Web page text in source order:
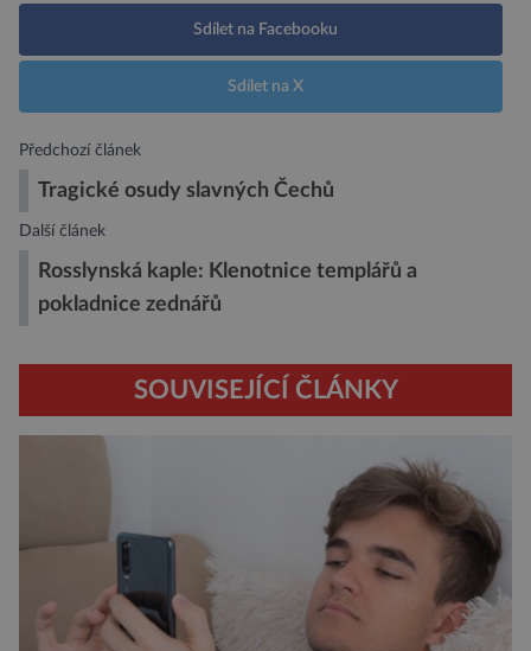
Sdílet na Facebooku
Sdílet na X
Předchozí článek
Tragické osudy slavných Čechů
Další článek
Rosslynská kaple: Klenotnice templářů a
pokladnice zednářů
SOUVISEJÍCÍ ČLÁNKY